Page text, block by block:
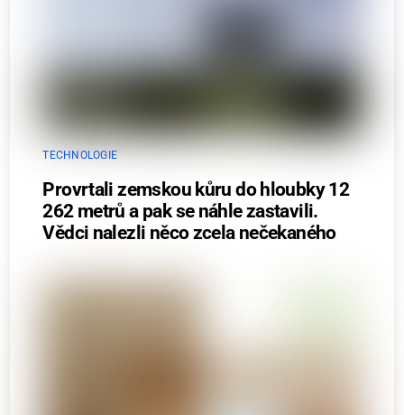
TECHNOLOGIE
Provrtali zemskou kůru do hloubky 12
262 metrů a pak se náhle zastavili.
Vědci nalezli něco zcela nečekaného